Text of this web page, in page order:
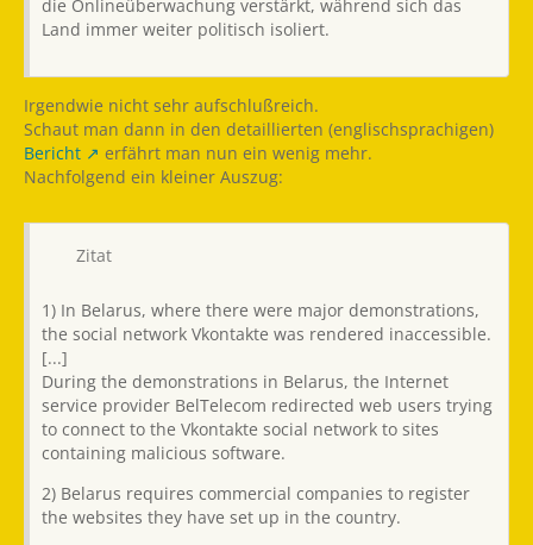
die Onlineüberwachung verstärkt, während sich das
Land immer weiter politisch isoliert.
Irgendwie nicht sehr aufschlußreich.
Schaut man dann in den detaillierten (englischsprachigen)
Bericht
erfährt man nun ein wenig mehr.
Nachfolgend ein kleiner Auszug:
Zitat
1) In Belarus, where there were major demonstrations,
the social network Vkontakte was rendered inaccessible.
[...]
During the demonstrations in Belarus, the Internet
service provider BelTelecom redirected web users trying
to connect to the Vkontakte social network to sites
containing malicious software.
2) Belarus requires commercial companies to register
the websites they have set up in the country.